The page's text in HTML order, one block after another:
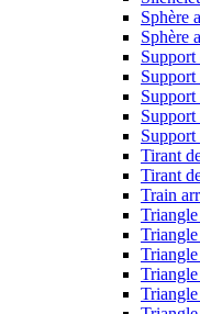
Sphère
Sphère
Support
Support
Support
Tirant
Tirant
Train